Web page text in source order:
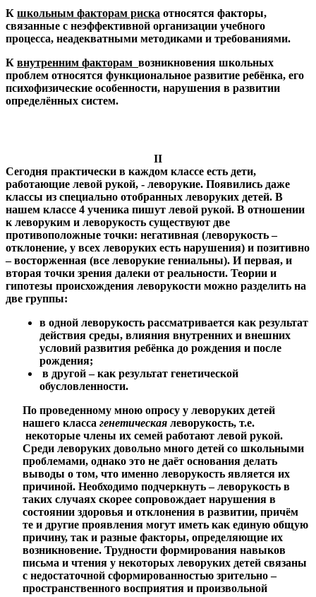
К школьным факторам риска относятся факторы,
связанные с неэффективной организации учебного
процесса, неадекватными методиками и требованиями.
К внутренним факторам возникновения школьных
проблем относятся функциональное развитие ребёнка, его
психофизические особенности, нарушения в развитии
определённых систем.
II
Сегодня практически в каждом классе есть дети,
работающие левой рукой, - леворукие. Появились даже
классы из специально отобранных леворуких детей. В
нашем классе 4 ученика пишут левой рукой. В отношении
к леворуким и леворукость существуют две
противоположные точки: негативная (леворукость –
отклонение, у всех леворуких есть нарушения) и позитивно
– восторженная (все леворукие гениальны). И первая, и
вторая точки зрения далеки от реальности. Теории и
гипотезы происхождения леворукости можно разделить на
две группы:
в одной леворукость рассматривается как результат
действия среды, влияния внутренних и внешних
условий развития ребёнка до рождения и после
рождения;
в другой – как результат генетической
обусловленности.
По проведенному мною опросу у леворуких детей
нашего класса генетическая леворукость, т.е.
некоторые члены их семей работают левой рукой.
Среди леворуких довольно много детей со школьными
проблемами, однако это не даёт основания делать
выводы о том, что именно леворукость является их
причиной. Необходимо подчеркнуть – леворукость в
таких случаях скорее сопровождает нарушения в
состоянии здоровья и отклонения в развитии, причём
те и другие проявления могут иметь как единую общую
причину, так и разные факторы, определяющие их
возникновение. Трудности формирования навыков
письма и чтения у некоторых леворуких детей связаны
с недостаточной сформированностью зрительно –
пространственного восприятия и произвольной